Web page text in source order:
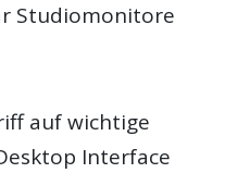
Studiomonitore
auf wichtige
Interface